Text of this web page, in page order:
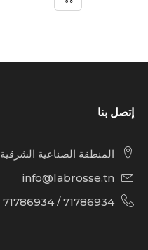
إتصل بنا
المنطقة الصناعية الشرقية 1 ـ 2035 تونس ـ تونس
info@labrosse.tn
71786934 / 71786934 216+